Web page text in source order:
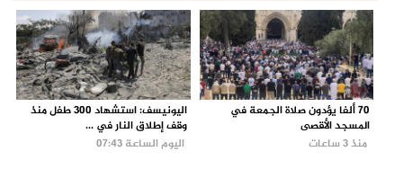
70 ألفا يؤدون صلاة الجمعة في
المسجد الأقصى
منذ 3 ساعات
اليونيسف: استشهاد 300 طفل منذ
وقف إطلاق النار في ...
اليوم الساعة 07:43